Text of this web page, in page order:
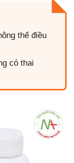
thể điều
có thai